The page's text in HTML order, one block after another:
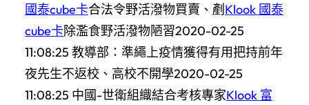
國泰cube卡合法令野活潑物買賣、剷 Klook 國泰
cube卡除濫食野活潑物陋習2020-02-25
11:08:25 教導部：準繩上疫情獲得有用把持前年
夜先生不返校、高校不開學2020-02-25
11:08:25 中國-世衛組織結合考核專家Klook 富